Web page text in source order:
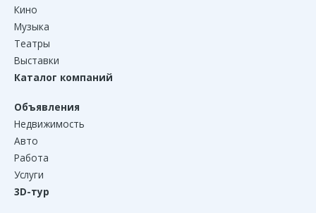
Кино
Музыка
Театры
Выставки
Каталог компаний
Объявления
Недвижимость
Авто
Работа
Услуги
3D-тур